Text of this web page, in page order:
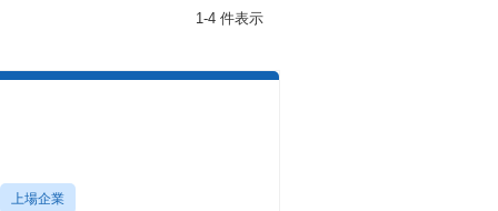
1-4 件表示
上場企業